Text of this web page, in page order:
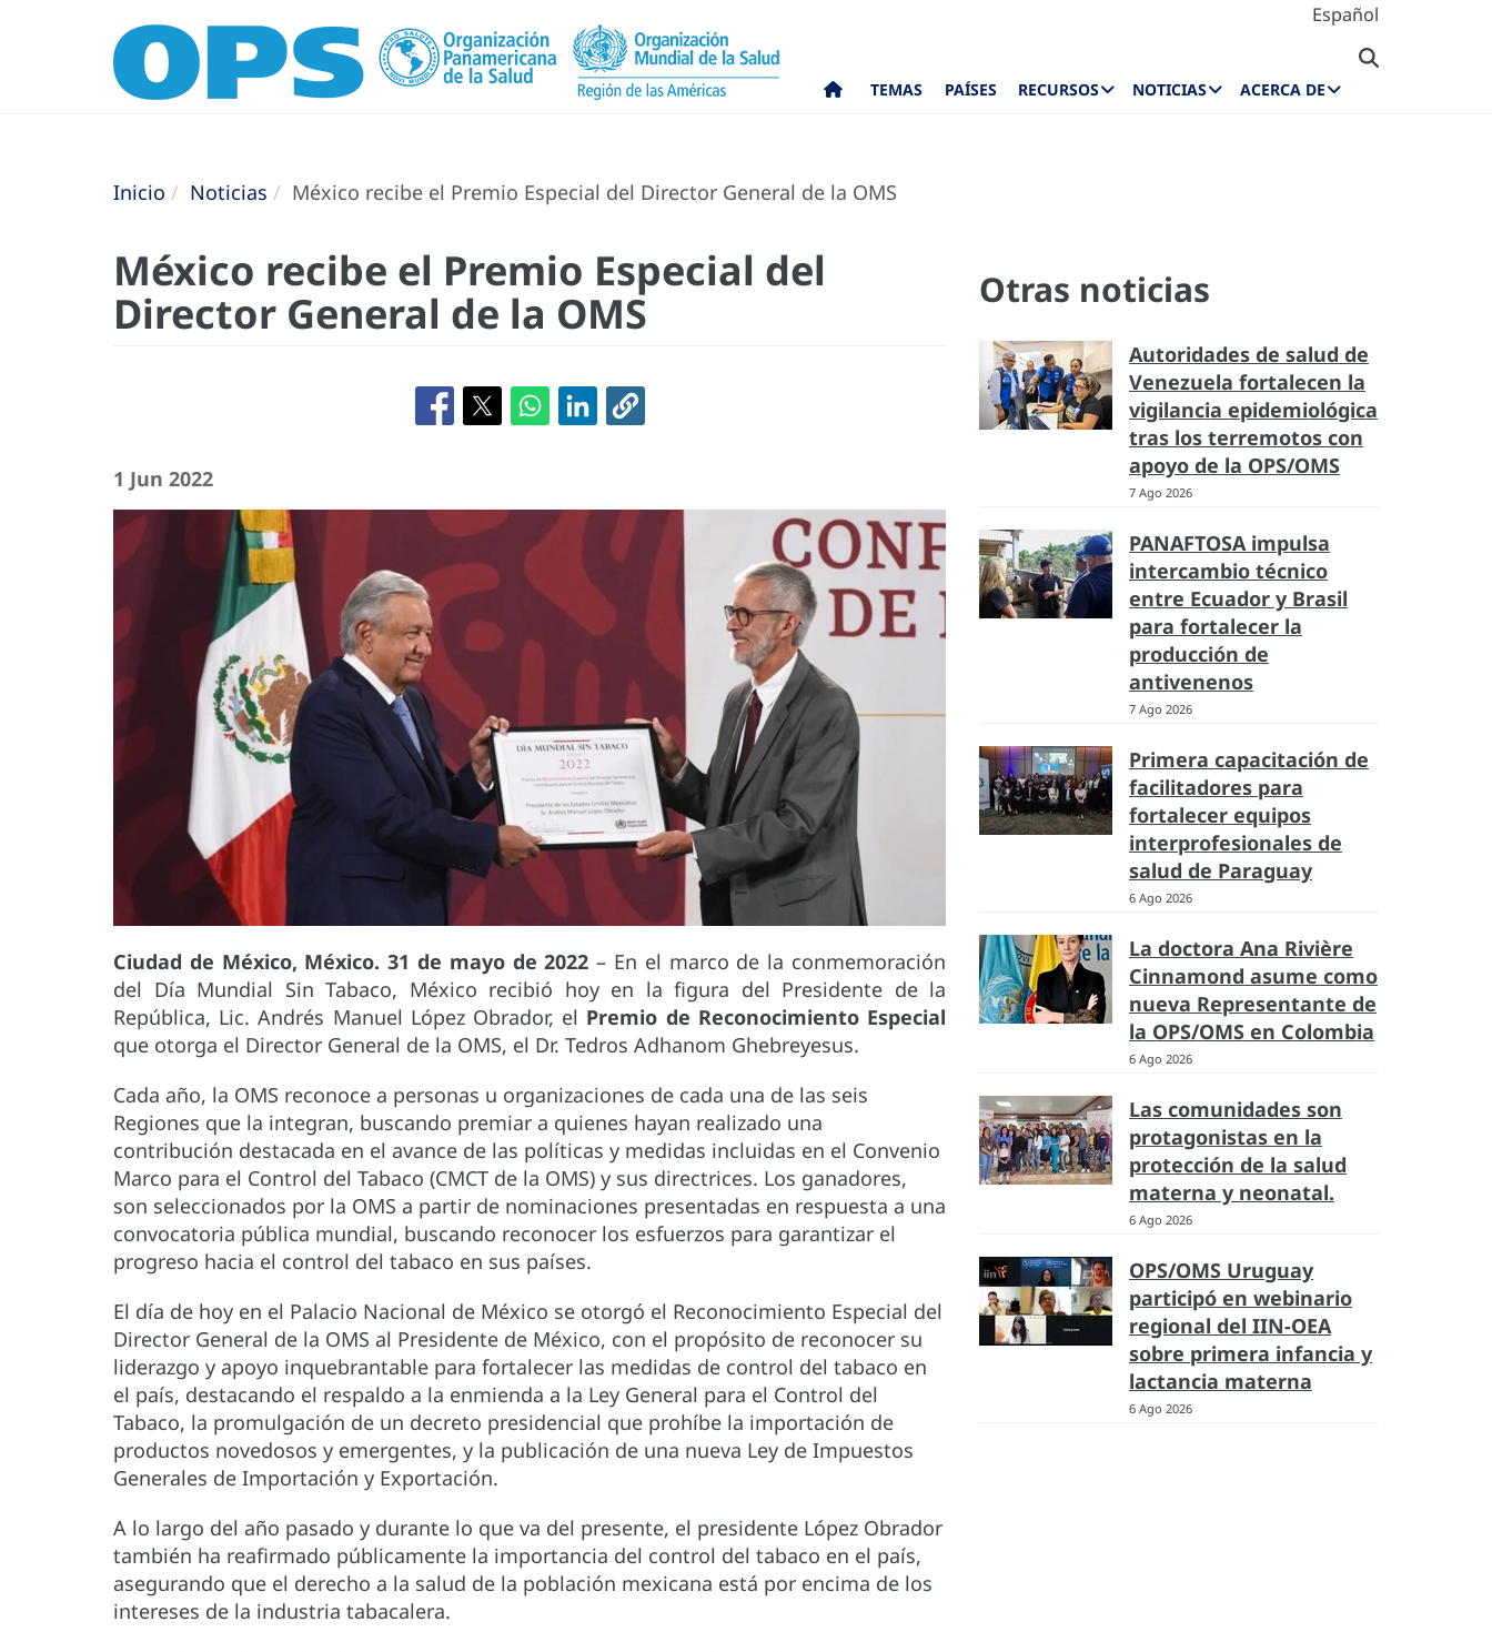
Español
TEMAS PAÍSES RECURSOS NOTICIAS ACERCA DE
Inicio Noticias México recibe el Premio Especial del Director General de la OMS
México recibe el Premio Especial del
Director General de la OMS
1 Jun 2022
Ciudad de México, México. 31 de mayo de 2022 – En el marco de la conmemoración
del Día Mundial Sin Tabaco, México recibió hoy en la figura del Presidente de la
República, Lic. Andrés Manuel López Obrador, el Premio de Reconocimiento Especial
que otorga el Director General de la OMS, el Dr. Tedros Adhanom Ghebreyesus.
Cada año, la OMS reconoce a personas u organizaciones de cada una de las seis
Regiones que la integran, buscando premiar a quienes hayan realizado una
contribución destacada en el avance de las políticas y medidas incluidas en el Convenio
Marco para el Control del Tabaco (CMCT de la OMS) y sus directrices. Los ganadores,
son seleccionados por la OMS a partir de nominaciones presentadas en respuesta a una
convocatoria pública mundial, buscando reconocer los esfuerzos para garantizar el
progreso hacia el control del tabaco en sus países.
El día de hoy en el Palacio Nacional de México se otorgó el Reconocimiento Especial del
Director General de la OMS al Presidente de México, con el propósito de reconocer su
liderazgo y apoyo inquebrantable para fortalecer las medidas de control del tabaco en
el país, destacando el respaldo a la enmienda a la Ley General para el Control del
Tabaco, la promulgación de un decreto presidencial que prohíbe la importación de
productos novedosos y emergentes, y la publicación de una nueva Ley de Impuestos
Generales de Importación y Exportación.
A lo largo del año pasado y durante lo que va del presente, el presidente López Obrador
también ha reafirmado públicamente la importancia del control del tabaco en el país,
asegurando que el derecho a la salud de la población mexicana está por encima de los
intereses de la industria tabacalera.
Otras noticias
Autoridades de salud de
Venezuela fortalecen la
vigilancia epidemiológica
tras los terremotos con
apoyo de la OPS/OMS
7 Ago 2026
PANAFTOSA impulsa
intercambio técnico
entre Ecuador y Brasil
para fortalecer la
producción de
antivenenos
7 Ago 2026
Primera capacitación de
facilitadores para
fortalecer equipos
interprofesionales de
salud de Paraguay
6 Ago 2026
La doctora Ana Rivière
Cinnamond asume como
nueva Representante de
la OPS/OMS en Colombia
6 Ago 2026
Las comunidades son
protagonistas en la
protección de la salud
materna y neonatal.
6 Ago 2026
OPS/OMS Uruguay
participó en webinario
regional del IIN-OEA
sobre primera infancia y
lactancia materna
6 Ago 2026